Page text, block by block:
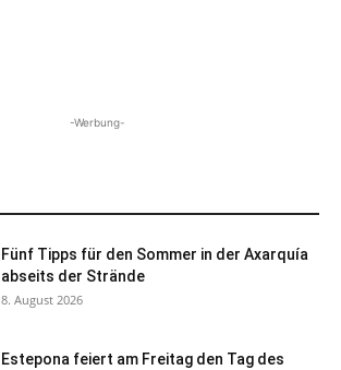
-Werbung-
Fünf Tipps für den Sommer in der Axarquía
abseits der Strände
8. August 2026
Estepona feiert am Freitag den Tag des